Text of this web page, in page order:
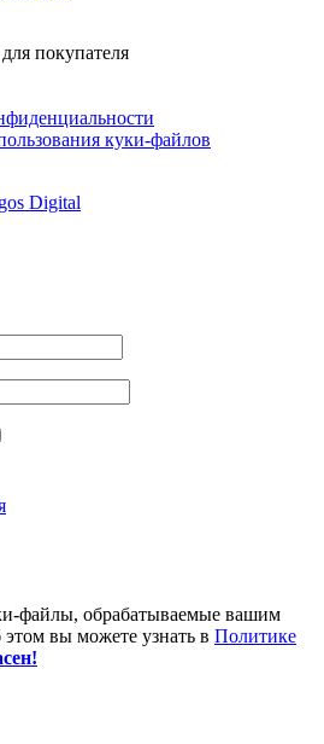
покупателя
куки-файлов
Digital
файлы, обрабатываемые вашим
вы можете узнать в Политике